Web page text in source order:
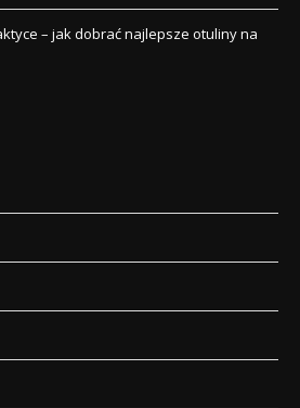
– jak dobrać najlepsze otuliny na